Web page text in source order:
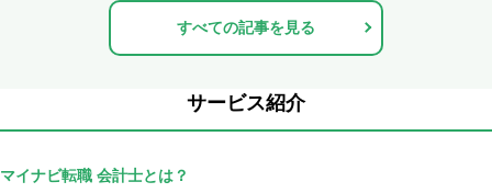
すべての記事を見る
サービス紹介
マイナビ転職 会計士とは？